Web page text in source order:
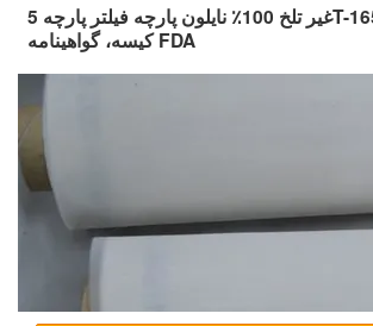
غیر تلخ 100٪ نایلون پارچه فیلتر پارچه 5T-165T برای فیلتر
کیسه، گواهینامه FDA